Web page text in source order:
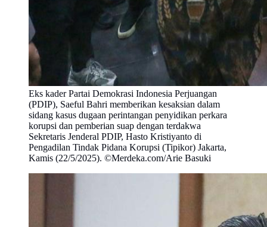
Eks kader Partai Demokrasi Indonesia Perjuangan
(PDIP), Saeful Bahri memberikan kesaksian dalam
sidang kasus dugaan perintangan penyidikan perkara
korupsi dan pemberian suap dengan terdakwa
Sekretaris Jenderal PDIP, Hasto Kristiyanto di
Pengadilan Tindak Pidana Korupsi (Tipikor) Jakarta,
Kamis (22/5/2025). ©Merdeka.com/Arie Basuki